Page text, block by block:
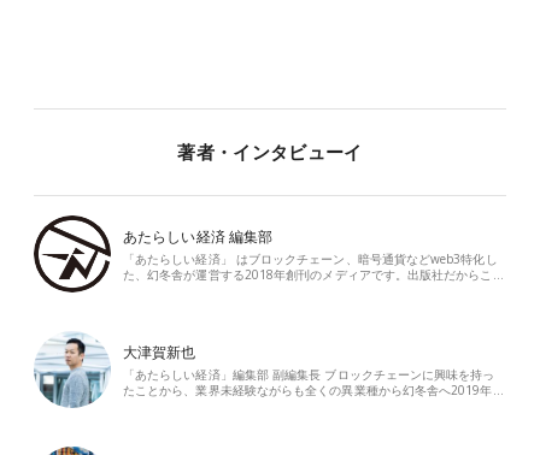
著者・インタビューイ
あたらしい経済 編集部
「あたらしい経済」 はブロックチェーン、暗号通貨などweb3特化し
た、幻冬舎が運営する2018年創刊のメディアです。出版社だからこ…
大津賀新也
「あたらしい経済」編集部 副編集長 ブロックチェーンに興味を持っ
たことから、業界未経験ながらも全くの異業種から幻冬舎へ2019年…